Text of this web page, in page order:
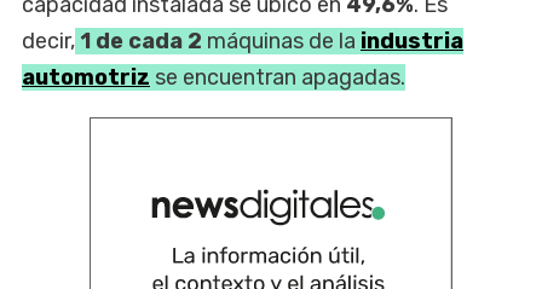
decir, 1 de cada 2 máquinas de la industria
automotriz se encuentran apagadas.